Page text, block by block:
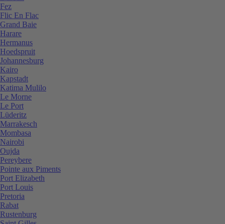
Fez
Flic En Flac
Grand Baie
Harare
Hermanus
Hoedspruit
Johannesburg
Kairo
Kapstadt
Katima Mulilo
Le Morne
Le Port
Lüderitz
Marrakesch
Mombasa
Nairobi
Oujda
Pereybere
Pointe aux Piments
Port Elizabeth
Port Louis
Pretoria
Rabat
Rustenburg